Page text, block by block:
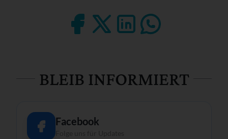
BLEIB INFORMIERT
Facebook